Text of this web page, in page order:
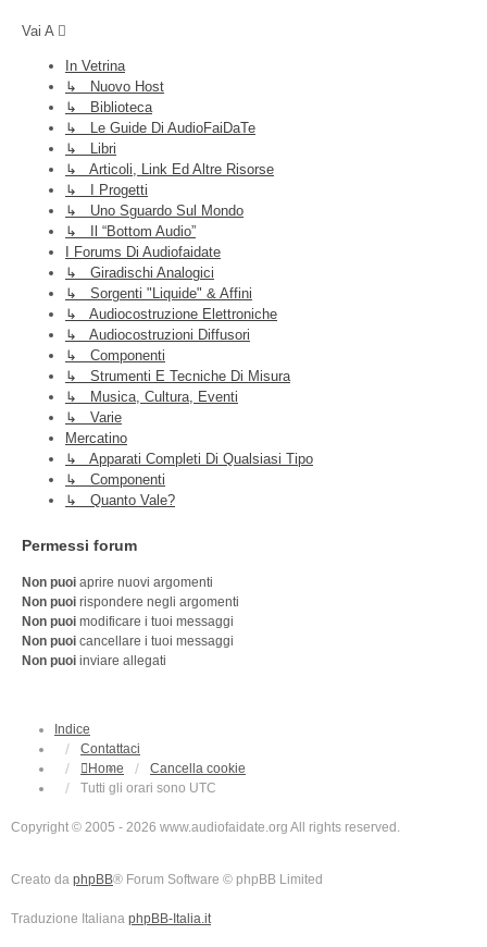
Vai A
In Vetrina
↳ Nuovo Host
↳ Biblioteca
↳ Le Guide Di AudioFaiDaTe
↳ Libri
↳ Articoli, Link Ed Altre Risorse
↳ I Progetti
↳ Uno Sguardo Sul Mondo
↳ Il “Bottom Audio”
I Forums Di Audiofaidate
↳ Giradischi Analogici
↳ Sorgenti "liquide" & Affini
↳ Audiocostruzione Elettroniche
↳ Audiocostruzioni Diffusori
↳ Componenti
↳ Strumenti E Tecniche Di Misura
↳ Musica, Cultura, Eventi
↳ Varie
Mercatino
↳ Apparati Completi Di Qualsiasi Tipo
↳ Componenti
↳ Quanto Vale?
Permessi forum
Non puoi aprire nuovi argomenti
Non puoi rispondere negli argomenti
Non puoi modificare i tuoi messaggi
Non puoi cancellare i tuoi messaggi
Non puoi inviare allegati
Indice
Contattaci
Home
Cancella cookie
Tutti gli orari sono UTC
Copyright © 2005 - 2026 www.audiofaidate.org All rights reserved.
Creato da phpBB® Forum Software © phpBB Limited
Traduzione Italiana phpBB-Italia.it